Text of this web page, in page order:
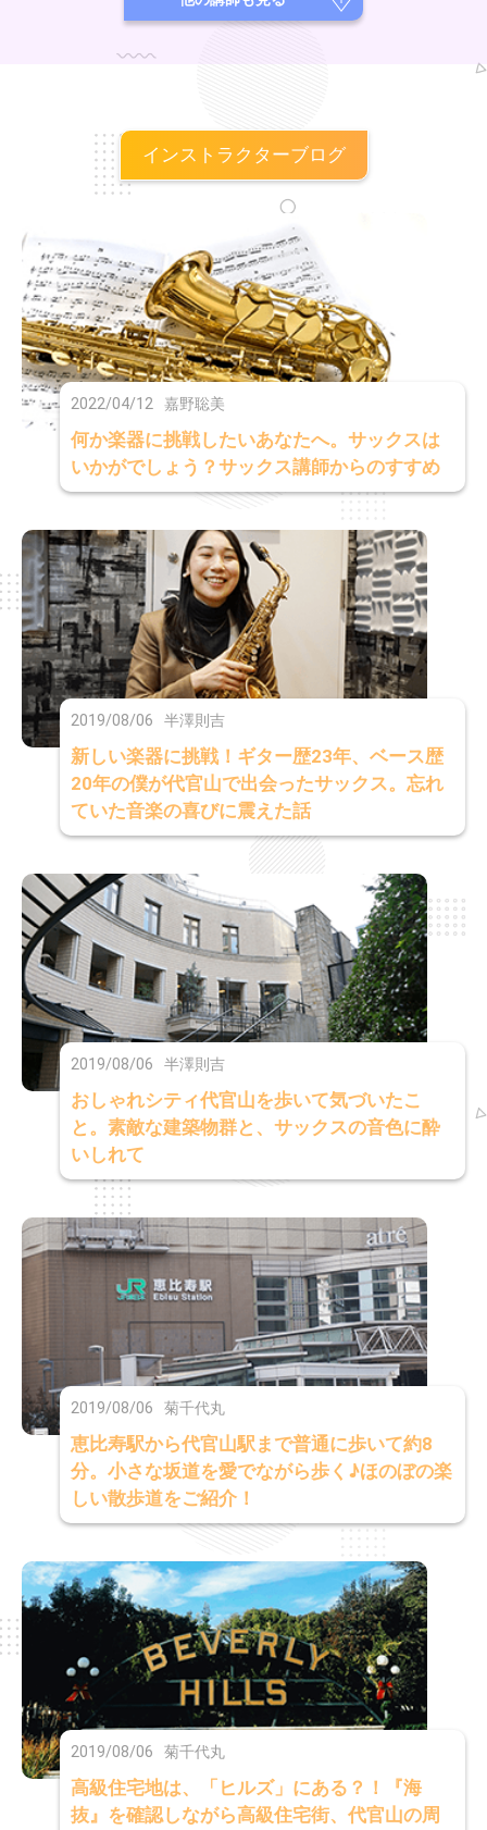
インストラクターブログ
2022/04/12 嘉野聡美
何か楽器に挑戦したいあなたへ。サックスは
いかがでしょう？サックス講師からのすすめ
2019/08/06 半澤則吉
新しい楽器に挑戦！ギター歴23年、ベース歴
20年の僕が代官山で出会ったサックス。忘れ
ていた音楽の喜びに震えた話
2019/08/06 半澤則吉
おしゃれシティ代官山を歩いて気づいたこ
と。素敵な建築物群と、サックスの音色に酔
いしれて
2019/08/06 菊千代丸
恵比寿駅から代官山駅まで普通に歩いて約8
分。小さな坂道を愛でながら歩く♪ほのぼの楽
しい散歩道をご紹介！
2019/08/06 菊千代丸
高級住宅地は、「ヒルズ」にある？！『海
抜』を確認しながら高級住宅街、代官山の周